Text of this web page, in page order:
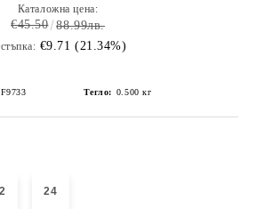
Каталожна цена:
€45.50 88.99лв.
€9.71 (21.34%)
Тегло: 0.500 кг
24